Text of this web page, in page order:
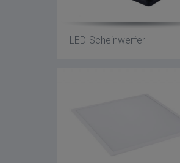
LED-Scheinwerfer